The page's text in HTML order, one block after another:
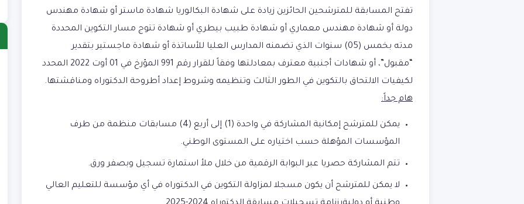
تفتح المسابقة للمترشحين الحائزين زيادة على شهادة البكالوريا شهادة ماستر أو شهادة مهندس
دولة أو شهادة مهندس معماري أو شهادة طبيب بيطري أو شهادة تتوج مسار التكوين المحددة
مدته بخمس (05) سنوات الذي تضمنه المدارس العليا للأساتذة أو شهادة ماجستير بتقدير
“مقبول”، أو شهادات أجنبية معترف بمعادلتها وفقاً للقرار رقم 991 المؤرخ في 01 أوت 2022 المحدد
لكيفيات الالتحاق بالتكوين في الطور الثالث وتنظيمه وشروط إعداد أطروحة الدكتوراه ومناقشتها.
هام جداً:
يمكن للمترشح إمكانية المشاركة في واحدة (1) إلى أربع (4) مسابقات منظمة من طرف
المؤسسات المؤهلة حسب اختياره على المستوى الوطني.
تتم المشاركة حصريا عبر البوابة الرقمية من خلال ملأ استمارة تسجيل وبصفر ورق.
لا يمكن للمترشح أن يكون مسجلا لمزاولة التكوين في الدكتوراه في أي مؤسسة للتعليم العالي